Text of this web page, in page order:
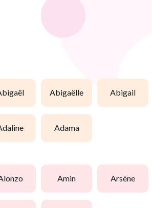
abigaël abigaëlle abigail
adaline adama
alonzo amin arsène